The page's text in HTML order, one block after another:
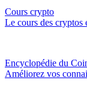
Cours crypto
Le cours des cryptos
Encyclopédie du
Améliorez vos